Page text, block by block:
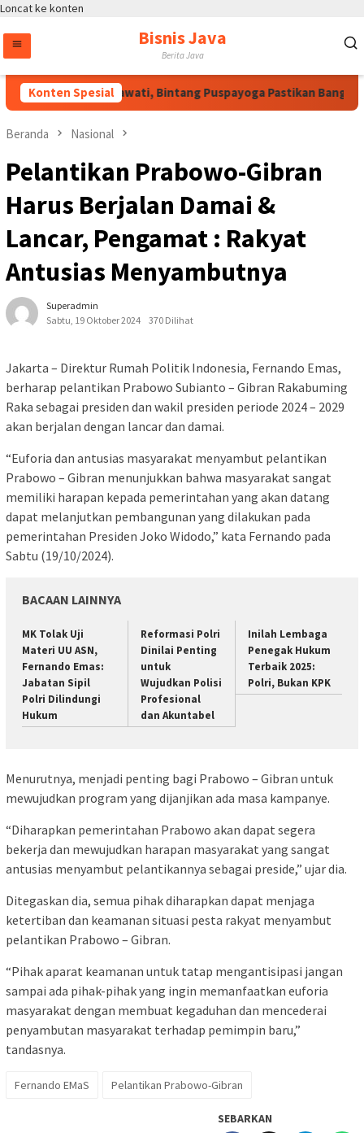
Loncat ke konten
Bisnis Java
Berita Java
Konten Spesial
Atas Arahan Megawati, Bintang Puspayoga Pastikan Bang Jali
Beranda Nasional
Pelantikan Prabowo-Gibran
Harus Berjalan Damai &
Lancar, Pengamat : Rakyat
Antusias Menyambutnya
Superadmin
Sabtu, 19 Oktober 2024
370 Dilihat
Jakarta – Direktur Rumah Politik Indonesia, Fernando Emas,
berharap pelantikan Prabowo Subianto – Gibran Rakabuming
Raka sebagai presiden dan wakil presiden periode 2024 – 2029
akan berjalan dengan lancar dan damai.
“Euforia dan antusias masyarakat menyambut pelantikan
Prabowo – Gibran menunjukkan bahwa masyarakat sangat
memiliki harapan kepada pemerintahan yang akan datang
dapat melanjutkan pembangunan yang dilakukan pada
pemerintahan Presiden Joko Widodo,” kata Fernando pada
Sabtu (19/10/2024).
BACAAN LAINNYA
MK Tolak Uji
Materi UU ASN,
Fernando Emas:
Jabatan Sipil
Polri Dilindungi
Hukum
Reformasi Polri
Dinilai Penting
untuk
Wujudkan Polisi
Profesional
dan Akuntabel
Inilah Lembaga
Penegak Hukum
Terbaik 2025:
Polri, Bukan KPK
Menurutnya, menjadi penting bagi Prabowo – Gibran untuk
mewujudkan program yang dijanjikan ada masa kampanye.
“Diharapkan pemerintahan Prabowo akan dapat segera
bekerja dan mewujudkan harapan masyarakat yang sangat
antusias menyambut pelantikannya sebagai preside,” ujar dia.
Ditegaskan dia, semua pihak diharapkan dapat menjaga
ketertiban dan keamanan situasi pesta rakyat menyambut
pelantikan Prabowo – Gibran.
“Pihak aparat keamanan untuk tatap mengantisipasi jangan
sampai ada pihak-pihak yang ingin memanfaatkan euforia
masyarakat dengan membuat kegaduhan dan mencederai
penyambutan masyarakat terhadap pemimpin baru,”
tandasnya.
Fernando EMaS Pelantikan Prabowo-Gibran
SEBARKAN